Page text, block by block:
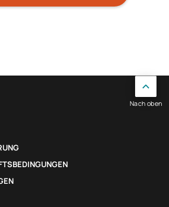
Nach oben